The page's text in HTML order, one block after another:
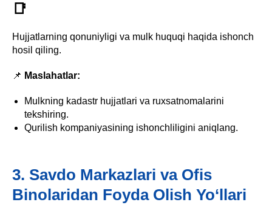
📑
Hujjatlarning qonuniyligi va mulk huquqi haqida ishonch
hosil qiling.
📌 Maslahatlar:
Mulkning kadastr hujjatlari va ruxsatnomalarini
tekshiring.
Qurilish kompaniyasining ishonchliligini aniqlang.
3. Savdo Markazlari va Ofis
Binolaridan Foyda Olish Yo‘llari